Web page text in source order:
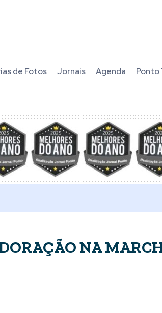
de Fotos Jornais Agenda Ponto
NA